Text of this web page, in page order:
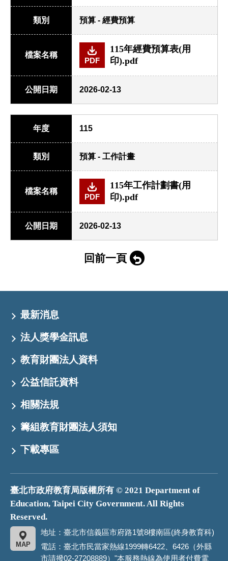
類別 預算 - 經費預算
檔案名稱
PDF
115年經費預算表(用
印).pdf
公開日期 2026-02-13
年度 115
類別 預算 - 工作計畫
檔案名稱
PDF
115年工作計劃書(用
印).pdf
公開日期 2026-02-13
回前一頁
最新消息
法人獎學金訊息
教育財團法人資料
公益信託資料
相關法規
籌組教育財團法人須知
下載專區
臺北市政府教育局版權所有 © 2021 Department of
Education, Taipei City Government. All Rights
Reserved.
地址：臺北市信義區市府路1號8樓南區(終身教育科)
MAP
電話：臺北市民當家熱線1999轉6422、6426（外縣
市請撥02-27208889）"本服務熱線為使用者付費電